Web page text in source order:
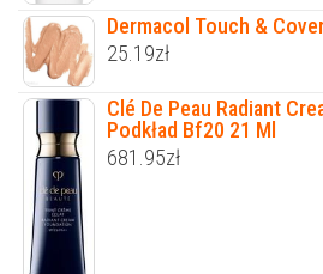
Dermacol Touch &
25.19zł
Clé De Peau Radiant
Podkład Bf20 21 Ml
681.95zł